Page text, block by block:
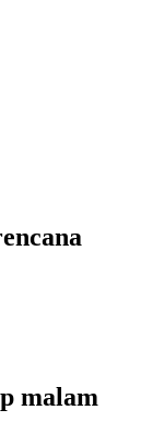
malam